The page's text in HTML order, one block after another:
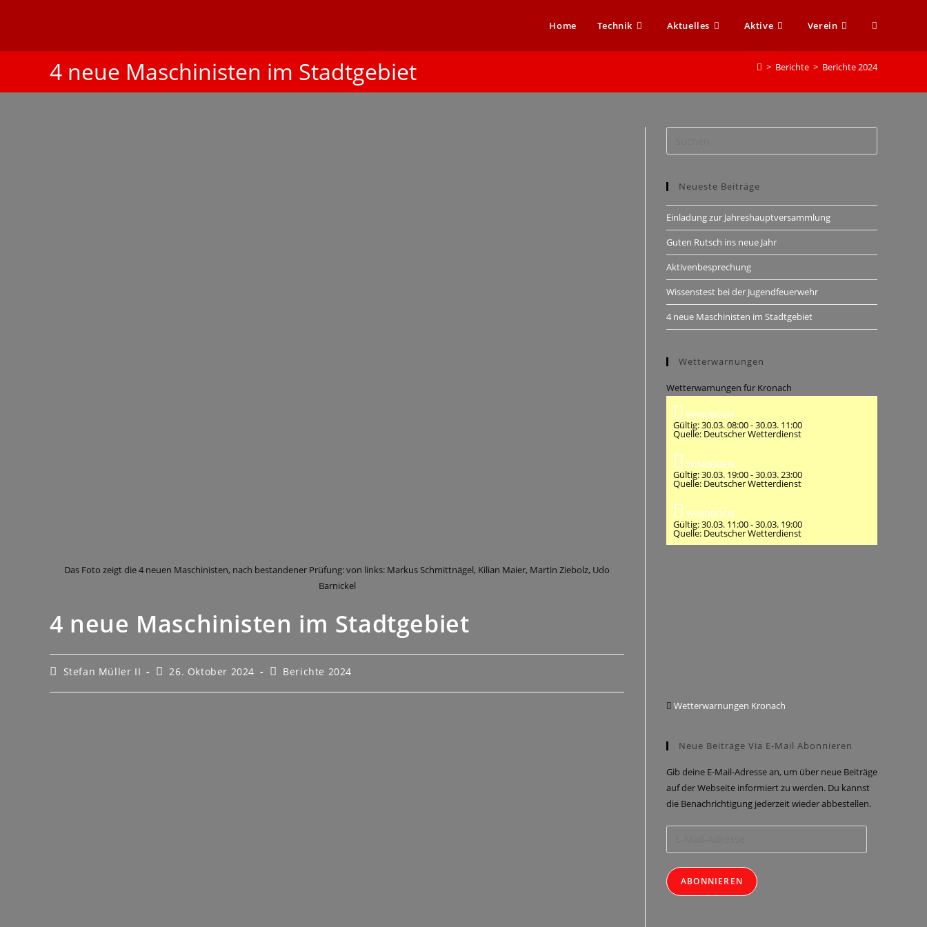
Home Technik Aktuelles Aktive Verein
4 neue Maschinisten im Stadtgebiet > Berichte > Berichte 2024
Das Foto zeigt die 4 neuen Maschinisten, nach bestandener Prüfung: von links: Markus Schmittnägel, Kilian Maier, Martin Ziebolz, Udo
Barnickel
4 neue Maschinisten im Stadtgebiet
Stefan Müller II 26. Oktober 2024 Berichte 2024
Neueste Beiträge
Einladung zur Jahreshauptversammlung
Guten Rutsch ins neue Jahr
Aktivenbesprechung
Wissenstest bei der Jugendfeuerwehr
4 neue Maschinisten im Stadtgebiet
Wetterwarnungen
Wetterwarnungen für Kronach
WINDBÖEN
Gültig: 30.03. 08:00 - 30.03. 11:00
Quelle: Deutscher Wetterdienst
WINDBÖEN
Gültig: 30.03. 19:00 - 30.03. 23:00
Quelle: Deutscher Wetterdienst
WINDBÖEN
Gültig: 30.03. 11:00 - 30.03. 19:00
Quelle: Deutscher Wetterdienst
Wetterwarnungen Kronach
Neue Beiträge Via E-Mail Abonnieren
Gib deine E-Mail-Adresse an, um über neue Beiträge
auf der Webseite informiert zu werden. Du kannst
die Benachrichtigung jederzeit wieder abbestellen.
ABONNIEREN